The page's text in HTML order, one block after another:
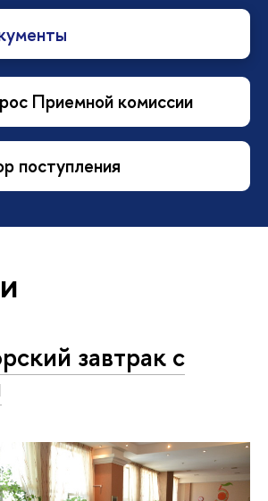
Приемной комиссии
поступления
завтрак с